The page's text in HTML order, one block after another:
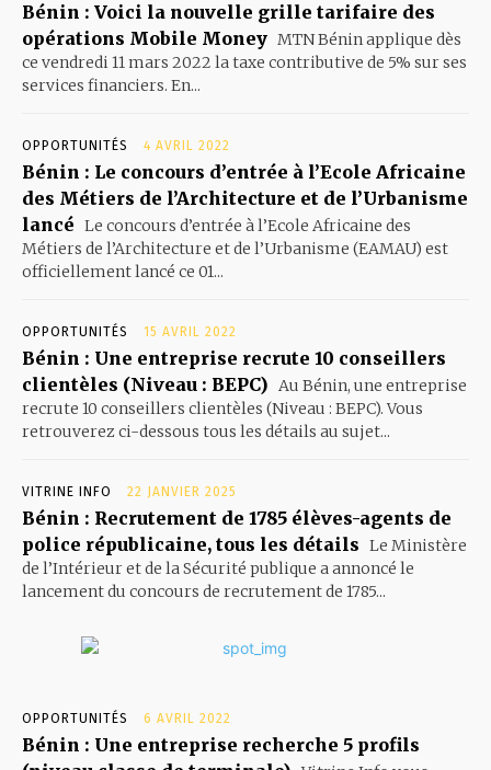
Bénin : Voici la nouvelle grille tarifaire des
opérations Mobile Money MTN Bénin applique dès
ce vendredi 11 mars 2022 la taxe contributive de 5% sur ses
services financiers. En...
OPPORTUNITÉS 4 AVRIL 2022
Bénin : Le concours d’entrée à l’Ecole Africaine
des Métiers de l’Architecture et de l’Urbanisme
lancé Le concours d’entrée à l’Ecole Africaine des
Métiers de l’Architecture et de l’Urbanisme (EAMAU) est
officiellement lancé ce 01...
OPPORTUNITÉS 15 AVRIL 2022
Bénin : Une entreprise recrute 10 conseillers
clientèles (Niveau : BEPC) Au Bénin, une entreprise
recrute 10 conseillers clientèles (Niveau : BEPC). Vous
retrouverez ci-dessous tous les détails au sujet...
VITRINE INFO 22 JANVIER 2025
Bénin : Recrutement de 1785 élèves-agents de
police républicaine, tous les détails Le Ministère
de l’Intérieur et de la Sécurité publique a annoncé le
lancement du concours de recrutement de 1785...
OPPORTUNITÉS 6 AVRIL 2022
Bénin : Une entreprise recherche 5 profils